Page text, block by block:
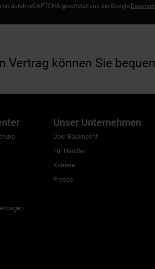
ist durch reCAPTCHA geschützt und die Google
Vertrag können Sie
Unser Unternehmen
Über Bauknecht
Für Händler
Karriere
Presse